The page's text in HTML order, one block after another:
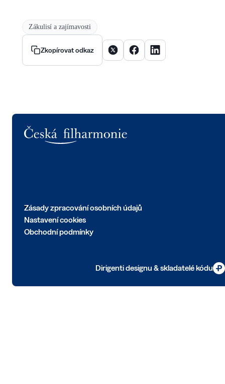
Zákulisí a zajímavosti
Zkopírovat odkaz Sdílet článek na X
Sdílet článek na Facebooku
Sdílet článek na
Zásady zpracování osobních údajů
Nastavení cookies
Obchodní podmínky
Dirigenti designu & skladatelé kódu